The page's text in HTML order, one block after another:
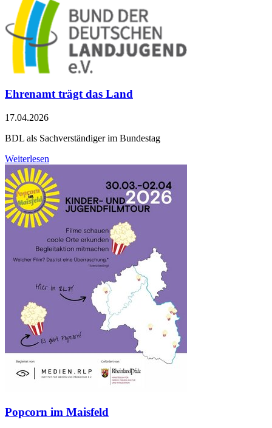
Ehrenamt trägt das Land
17.04.2026
BDL als Sachverständiger im Bundestag
Weiterlesen
Popcorn im Maisfeld